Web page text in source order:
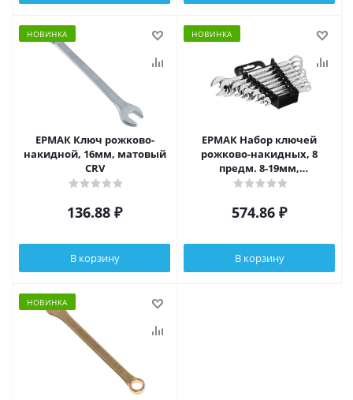
НОВИНКА
ЕРМАК Ключ рожково-
накидной, 16мм, матовый
CRV
136.88 ₽
В корзину
НОВИНКА
ЕРМАК Набор ключей
рожково-накидных, 8
предм. 8-19мм,
полированные CRV, пластик
574.86 ₽
В корзину
НОВИНКА